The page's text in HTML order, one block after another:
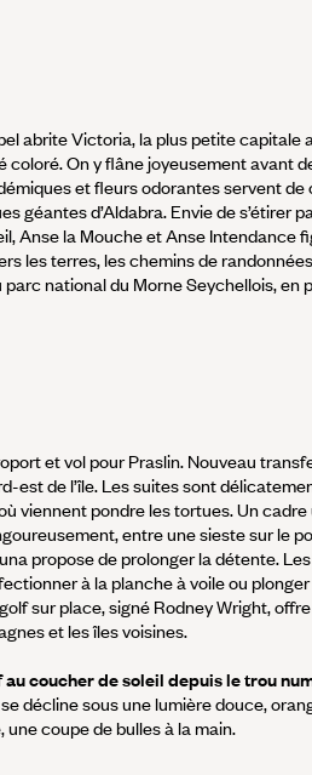
abrite Victoria, la plus petite capitale
coloré. On y flâne joyeusement avant
et fleurs odorantes servent de
géantes d’Aldabra. Envie de s’étirer
Anse la Mouche et Anse Intendance
les terres, les chemins de
national du Morne Seychellois, en
et vol pour Praslin. Nouveau
est de l’île. Les suites sont
viennent pondre les tortues. Un
entre une sieste sur le
propose de prolonger la détente.
à la planche à voile ou
sur place, signé Rodney Wright,
et les îles voisines.
coucher de soleil depuis le trou
décline sous une lumière douce,
coupe de bulles à la main.